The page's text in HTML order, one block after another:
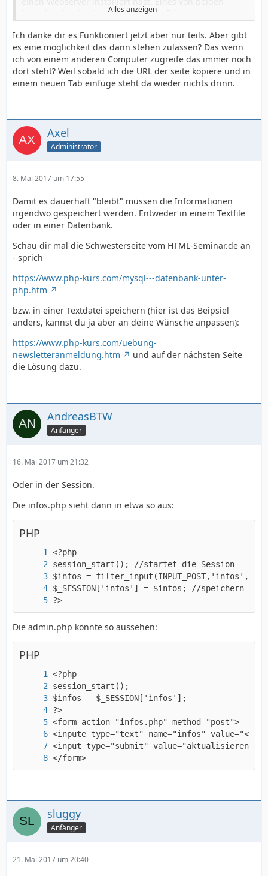
brauchst du, damit PHP auch ausgeführt wird.
Das Problem in deinem Code und Dateinamen ist die
Dateiendung. Damit PHP ausgeführt wird, muss die
Dateiendung .php lauten (wenn die Servereinstelliunge
nicht verstellt ist)
PHP: infos.php
Der PHP-Befehl hat den Vorteil, dass auch ein Array
Code
print_r ( $_POST );
Sollte dann funktionieren - siehe auch
Alles anzeigen
Ich danke dir es Funktioniert jetzt aber nur teils. Aber gibt
es eine möglichkeit das dann stehen zulassen? Das wenn
ich von einem anderen Computer zugreife das immer noch
dort steht? Weil sobald ich die URL der seite kopiere und in
einem neuen Tab einfüge steht da wieder nichts drinn.
Axel
Administrator
8. Mai 2017 um 17:55
Damit es dauerhaft "bleibt" müssen die Informationen
irgendwo gespeichert werden. Entweder in einem Textfile
oder in einer Datenbank.
Schau dir mal die Schwesterseite vom HTML-Seminar.de an
- sprich
https://www.php-kurs.com/mysql---datenbank-unter-
php.htm
bzw. in einer Textdatei speichern (hier ist das Beipsiel
anders, kannst du ja aber an deine Wünsche anpassen):
https://www.php-kurs.com/uebung-
newsletteranmeldung.htm
und auf der nächsten Seite
die Lösung dazu.
AndreasBTW
Anfänger
16. Mai 2017 um 21:32
Oder in der Session.
Die infos.php sieht dann in etwa so aus:
PHP
?>
Die admin.php könnte so aussehen:
PHP
</form>
sluggy
Anfänger
21. Mai 2017 um 20:40